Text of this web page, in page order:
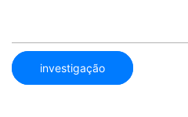
investigação